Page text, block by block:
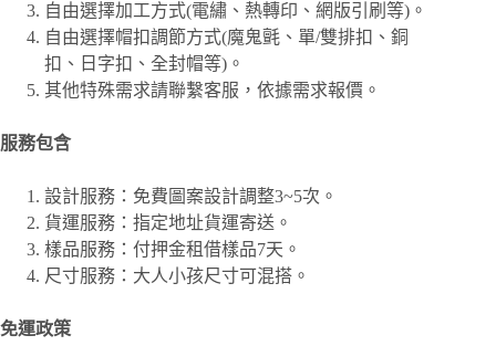
自由選擇加工方式(電繡、熱轉印、網版引刷等)。
自由選擇帽扣調節方式(魔鬼氈、單/雙排扣、銅
扣、日字扣、全封帽等)。
其他特殊需求請聯繫客服，依據需求報價。
服務包含
設計服務：免費圖案設計調整3~5次。
貨運服務：指定地址貨運寄送。
樣品服務：付押金租借樣品7天。
尺寸服務：大人小孩尺寸可混搭。
免運政策